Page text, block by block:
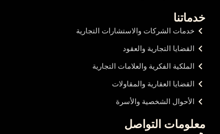
خدماتنا
خدمات الشركات والاستشارات التجارية
القضايا التجارية والعقود
الملكية الفكرية والعلامات التجارية
القضايا العقارية والمقاولات
الأحوال الشخصية والأسرة
معلومات التواصل